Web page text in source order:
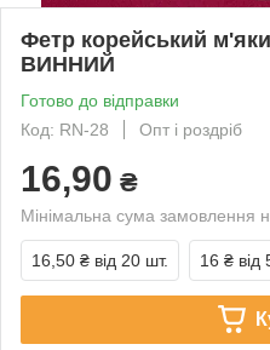
Фетр корейський
ВИННИЙ
Готово до відправки
Код: RN-28
Опт і роздріб
16,90 ₴
Мінімальна сума замовлення
16,50 ₴ від 20 шт. 16 ₴ від